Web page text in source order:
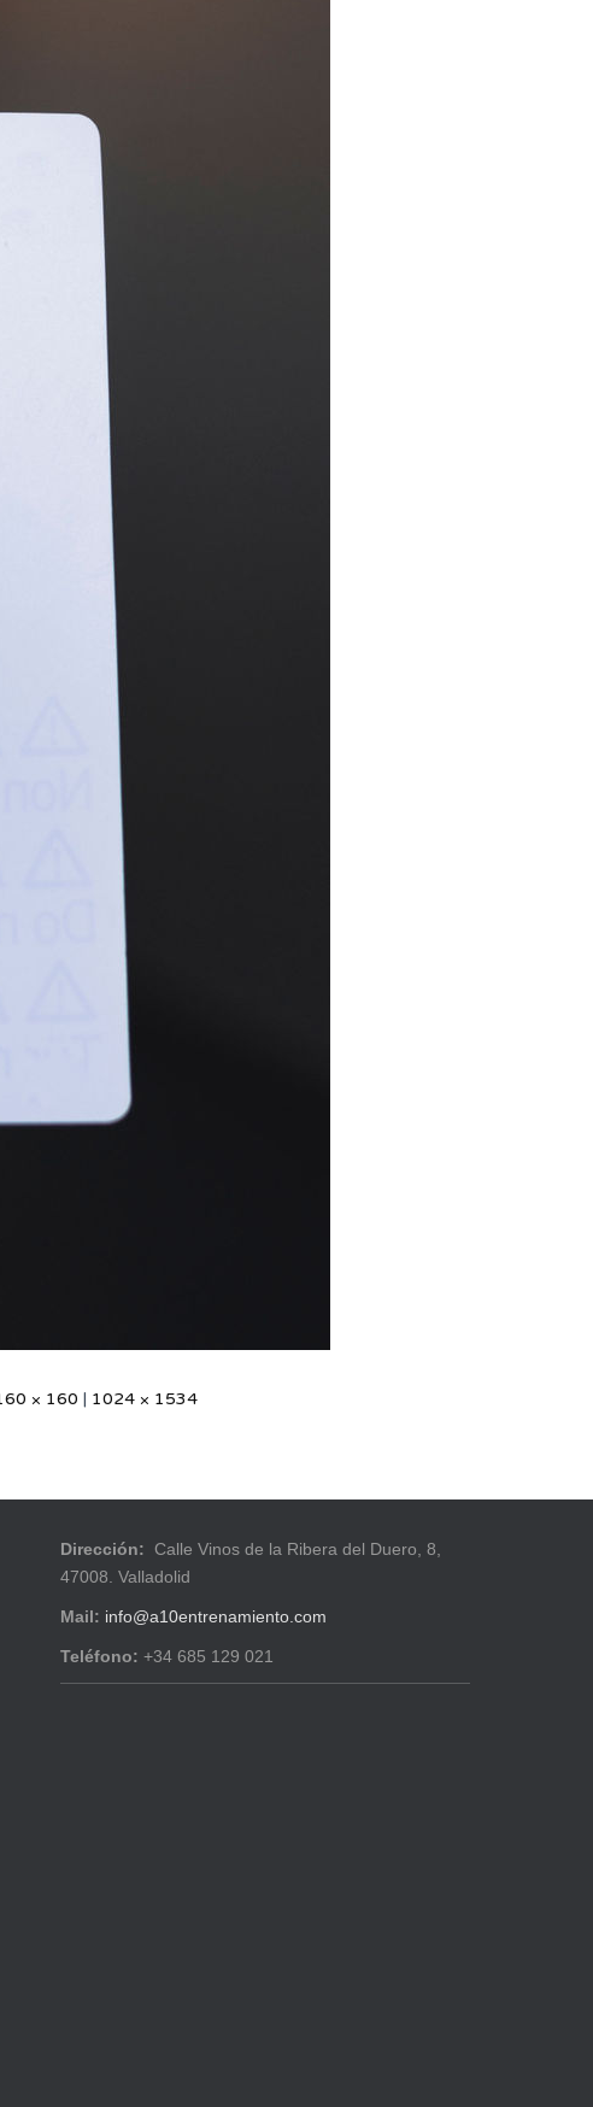
× 160 | 1024 × 1534
Dirección: Calle Vinos de la Ribera del Duero, 8,
47008. Valladolid
Mail: info@a10entrenamiento.com
Teléfono: +34 685 129 021